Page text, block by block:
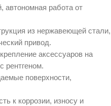
автономная работа от
из нержавеющей стали,
привод.
аксессуаров на
рентгеном.
поверхности,
к коррозии, износу и